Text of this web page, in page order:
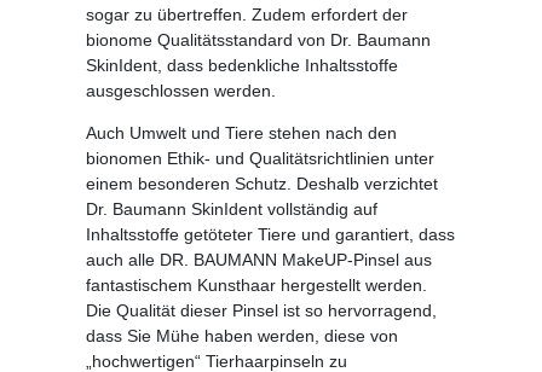
sogar zu übertreffen. Zudem erfordert der
bionome Qualitätsstandard von Dr. Baumann
SkinIdent, dass bedenkliche Inhaltsstoffe
ausgeschlossen werden.
Auch Umwelt und Tiere stehen nach den
bionomen Ethik- und Qualitätsrichtlinien unter
einem besonderen Schutz. Deshalb verzichtet
Dr. Baumann SkinIdent vollständig auf
Inhaltsstoffe getöteter Tiere und garantiert, dass
auch alle DR. BAUMANN MakeUP-Pinsel aus
fantastischem Kunsthaar hergestellt werden.
Die Qualität dieser Pinsel ist so hervorragend,
dass Sie Mühe haben werden, diese von
„hochwertigen“ Tierhaarpinseln zu